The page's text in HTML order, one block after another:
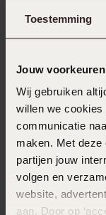
Toestemming
Jouw voorkeuren
Wij gebruiken
willen we cookies
communicatie
maken. Met deze
partijen jouw
volgen en
website,
aan. Door op